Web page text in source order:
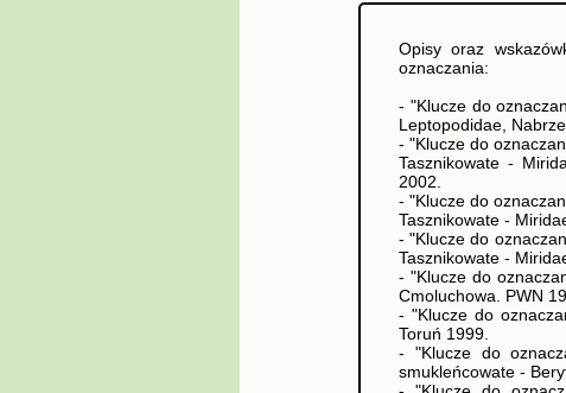
Opisy oraz
oznaczania:
- "Klucze do
Leptopodidae,
- "Klucze do
Tasznikowate -
2002.
- "Klucze do
Tasznikowate -
- "Klucze do
Tasznikowate -
- "Klucze do
Cmoluchowa. PWN
- "Klucze do
Toruń 1999.
- "Klucze do
smukleńcowate -